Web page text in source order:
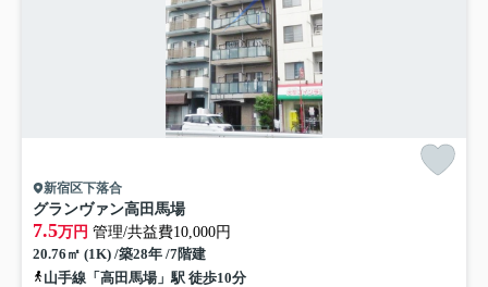
新宿区下落合
グランヴァン高田馬場
7.5万円 管理/共益費10,000円
20.76㎡ (1K) /築28年 /7階建
山手線「高田馬場」駅 徒歩10分